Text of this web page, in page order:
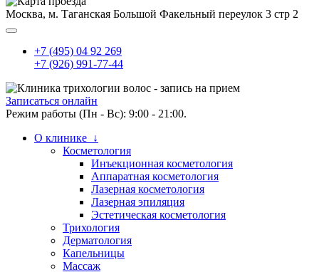
Москва, м. Таганская Большой Факельный переулок 3 стр 2
+7 (495) 04 92 269
+7 (926) 991-77-44
Записаться онлайн
Режим работы (Пн - Вс): 9:00 - 21:00.
О клинике ↓
Косметология
Инъекционная косметология
Аппаратная косметология
Лазерная косметология
Лазерная эпиляция
Эстетическая косметология
Трихология
Дерматология
Капельницы
Массаж